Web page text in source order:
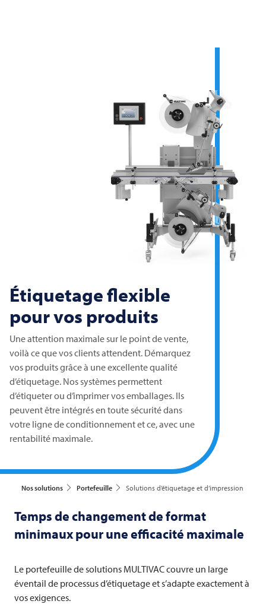
Étiquetage flexible
pour vos produits
Une attention maximale sur le point de vente,
voilà ce que vos clients attendent. Démarquez
vos produits grâce à une excellente qualité
d’étiquetage. Nos systèmes permettent
d’étiqueter ou d’imprimer vos emballages. Ils
peuvent être intégrés en toute sécurité dans
votre ligne de conditionnement et ce, avec une
rentabilité maximale.
Nos solutions Portefeuille Solutions d’étiquetage et d’impression
Temps de changement de format
minimaux pour une efficacité maximale
Le portefeuille de solutions MULTIVACcouvre un large
éventail de processus d’étiquetage et s’adapte exactement à
vos exigences.